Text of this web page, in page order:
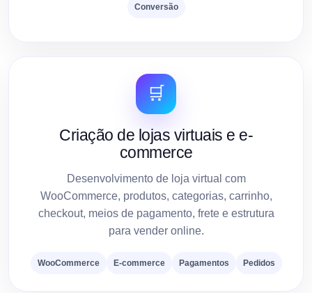
Conversão
🛒
Criação de lojas virtuais e e-
commerce
Desenvolvimento de loja virtual com
WooCommerce, produtos, categorias, carrinho,
checkout, meios de pagamento, frete e estrutura
para vender online.
WooCommerce E-commerce Pagamentos Pedidos